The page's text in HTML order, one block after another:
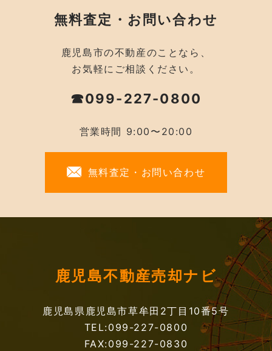
無料査定・お問い合わせ
鹿児島市の不動産のことなら、
お気軽にご相談ください。
☎099-227-0800
営業時間 9:00〜20:00
無料査定・お問い合わせ
鹿児島不動産売却ナビ
鹿児島県鹿児島市草牟田2丁目10番5号
TEL:099-227-0800
FAX:099-227-0830